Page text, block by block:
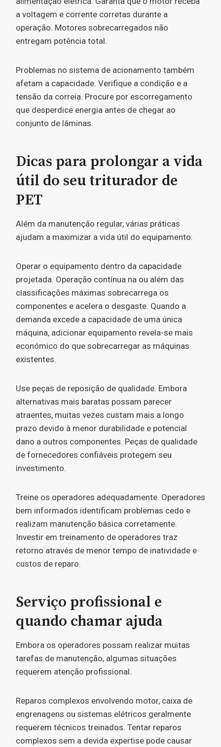
a voltagem e corrente corretas durante a
operação. Motores sobrecarregados não
entregam potência total.
Problemas no sistema de acionamento também
afetam a capacidade. Verifique a condição e a
tensão da correia. Procure por escorregamento
que desperdice energia antes de chegar ao
conjunto de lâminas.
Dicas para prolongar a vida
útil do seu triturador de
PET
Além da manutenção regular, várias práticas
ajudam a maximizar a vida útil do equipamento.
Operar o equipamento dentro da capacidade
projetada. Operação contínua na ou além das
classificações máximas sobrecarrega os
componentes e acelera o desgaste. Quando a
demanda excede a capacidade de uma única
máquina, adicionar equipamento revela-se mais
económico do que sobrecarregar as máquinas
existentes.
Use peças de reposição de qualidade. Embora
alternativas mais baratas possam parecer
atraentes, muitas vezes custam mais a longo
prazo devido à menor durabilidade e potencial
dano a outros componentes. Peças de qualidade
de fornecedores confiáveis protegem seu
investimento.
Treine os operadores adequadamente. Operadores
bem informados identificam problemas cedo e
realizam manutenção básica corretamente.
Investir em treinamento de operadores traz
retorno através de menor tempo de inatividade e
custos de reparo.
Serviço profissional e
quando chamar ajuda
Embora os operadores possam realizar muitas
tarefas de manutenção, algumas situações
requerem atenção profissional.
Reparos complexos envolvendo motor, caixa de
engrenagens ou sistemas elétricos geralmente
requerem técnicos treinados. Tentar reparos
complexos sem a devida expertise pode causar